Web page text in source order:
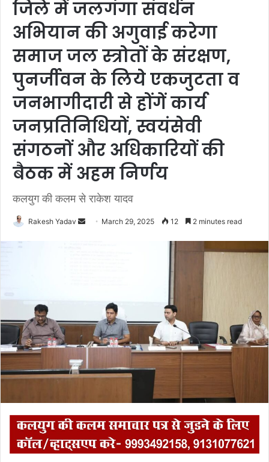
जिले में जलगंगा संवर्धन
अभियान की अगुवाई करेगा
समाज जल स्त्रोतों के संरक्षण,
पुनर्जीवन के लिये एकजुटता व
जनभागीदारी से होंगें कार्य
जनप्रतिनिधियों, स्वयंसेवी
संगठनों और अधिकारियों की
बैठक में अहम निर्णय
कलयुग की कलम से राकेश यादव
Rakesh Yadav
m
l
March 29, 2025 12 2 minutes read